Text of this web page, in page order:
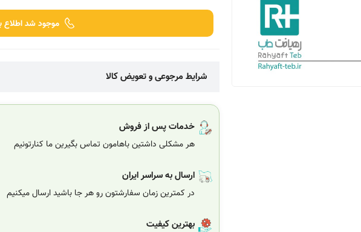
موجود شد اطلاع
شرایط مرجوعی و تعویض کالا
خدمات پس از فروش
هر مشکلی داشتین باهامون تماس بگیرین ما کنارتونیم
ارسال به سراسر ایران
در کمترین زمان سفارشتون رو هر جا باشید ارسال میکنیم
بهترین کیفیت